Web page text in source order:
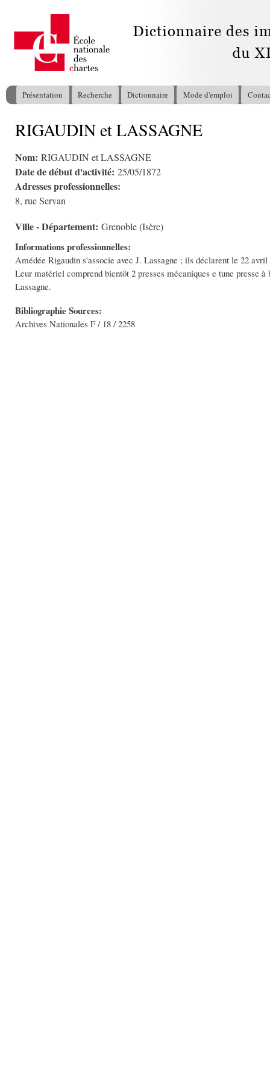
Menu principal
Présentation Recherche Dictionnaire Mode d'emploi
Vous êtes ici
RIGAUDIN et LASSAGNE
Nom: RIGAUDIN et LASSAGNE
Date de début d'activité: 25/05/1872
Adresses professionnelles:
8, rue Servan
Ville - Département: Grenoble (Isère)
Informations professionnelles:
Amédée Rigaudin s'associe avec J. Lassagne ; ils déclarent le 22
Leur matériel comprend bientôt 2 presses mécaniques e tune presse
Lassagne.
Bibliographie Sources:
Archives Nationales F / 18 / 2258